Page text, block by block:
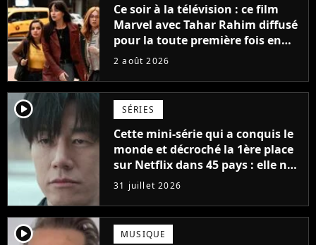
Ce soir à la télévision : ce film
Marvel avec Tahar Rahim diffusé
pour la toute première fois en
France
2 août 2026
player2 SÉRIES
Cette mini-série qui a conquis le
monde et décroché la 1ère place
sur Netflix dans 45 pays : elle ne
compte que 10 épisodes et c'est
un phénomène mondial
31 juillet 2026
player2 MUSIQUE